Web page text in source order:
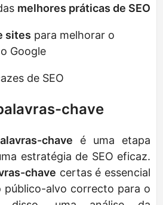
melhores práticas de SEO
sites para melhorar o
Google
de SEO
chave
chave é uma etapa
estratégia de SEO eficaz.
chave certas é essencial
público-alvo correcto para o